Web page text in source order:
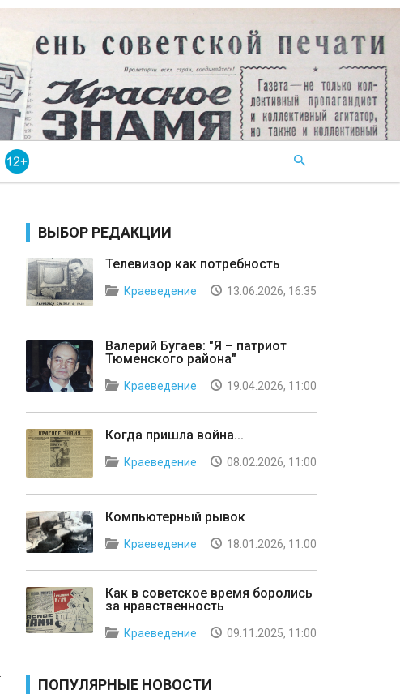
ВЫБОР РЕДАКЦИИ
Телевизор как потребность
Краеведение 13.06.2026, 16:35
Валерий Бугаев: "Я – патриот
Тюменского района"
Краеведение 19.04.2026, 11:00
Когда пришла война...
Краеведение 08.02.2026, 11:00
Компьютерный рывок
Краеведение 18.01.2026, 11:00
Как в советское время боролись
за нравственность
Краеведение 09.11.2025, 11:00
ПОПУЛЯРНЫЕ НОВОСТИ